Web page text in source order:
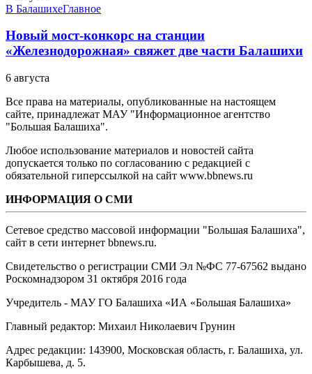
В БалашихеГлавное
Новый мост-конкорс на станции
«Железнодорожная» свяжет две части Балашихи
6 августа
Все права на материалы, опубликованные на настоящем
сайте, принадлежат МАУ "Информационное агентство
"Большая Балашиха".
Любое использование материалов и новостей сайта
допускается только по согласованию с редакцией с
обязательной гиперссылкой на сайт www.bbnews.ru
ИНФОРМАЦИЯ О СМИ
Сетевое средство массовой информации "Большая Балашиха",
сайт в сети интернет bbnews.ru.
Свидетельство о регистрации СМИ Эл №ФС ‎77-67562 выдано
Роскомнадзором 31 октября 2016 года
Учредитель - МАУ ГО Балашиха «ИА «Большая Балашиха»
Главный редактор: Михаил Николаевич Грунин
Адрес редакции: 143900, Московская область, г. Балашиха, ул.
Карбышева, д. 5.